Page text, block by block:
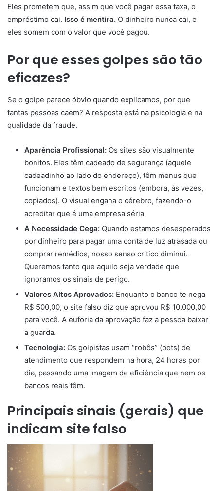
Eles prometem que, assim que você pagar essa taxa, o
empréstimo cai. Isso é mentira. O dinheiro nunca cai, e
eles somem com o valor que você pagou.
Por que esses golpes são tão
eficazes?
Se o golpe parece óbvio quando explicamos, por que
tantas pessoas caem? A resposta está na psicologia e na
qualidade da fraude.
Aparência Profissional: Os sites são visualmente
bonitos. Eles têm cadeado de segurança (aquele
cadeadinho ao lado do endereço), têm menus que
funcionam e textos bem escritos (embora, às vezes,
copiados). O visual engana o cérebro, fazendo-o
acreditar que é uma empresa séria.
A Necessidade Cega: Quando estamos desesperados
por dinheiro para pagar uma conta de luz atrasada ou
comprar remédios, nosso senso crítico diminui.
Queremos tanto que aquilo seja verdade que
ignoramos os sinais de perigo.
Valores Altos Aprovados: Enquanto o banco te nega
R$ 500,00, o site falso diz que aprovou R$ 10.000,00
para você. A euforia da aprovação faz a pessoa baixar
a guarda.
Tecnologia: Os golpistas usam “robôs” (bots) de
atendimento que respondem na hora, 24 horas por
dia, passando uma imagem de eficiência que nem os
bancos reais têm.
Principais sinais (gerais) que
indicam site falso